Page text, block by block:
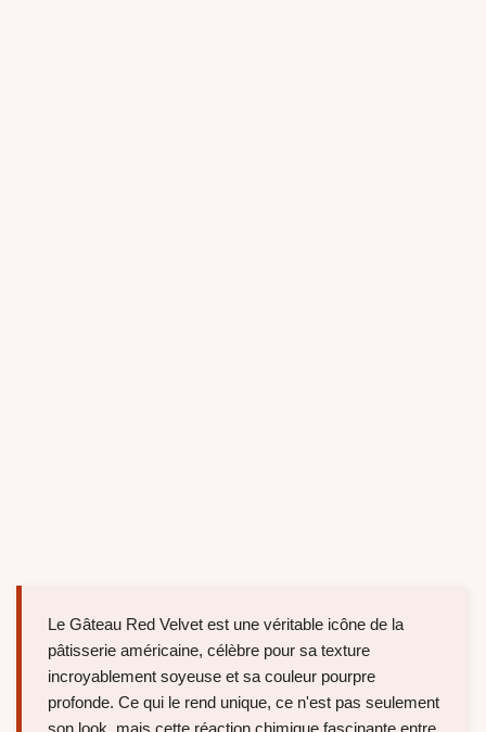
Le Gâteau Red Velvet est une véritable icône de la
pâtisserie américaine, célèbre pour sa texture
incroyablement soyeuse et sa couleur pourpre
profonde. Ce qui le rend unique, ce n'est pas seulement
son look, mais cette réaction chimique fascinante entre